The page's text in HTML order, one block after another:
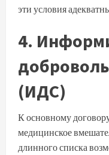
эти условия
4.
(ИДС)
К основному
медицинское
длинного списка